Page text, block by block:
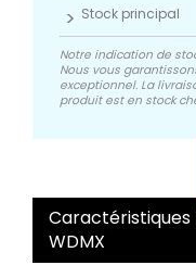
Stock principal
Notre indication de
Nous vous
exceptionnel. La
produit est en stock
Caractéristiques
WDMX